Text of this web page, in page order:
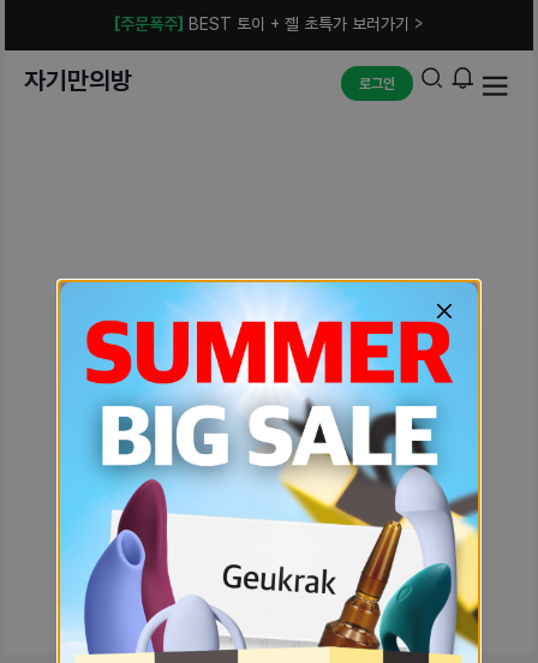
[주문폭주] BEST 토이 + 젤 초특가 보러가기 >
자기만의방 로그인
예상치 못한 에러입니다.